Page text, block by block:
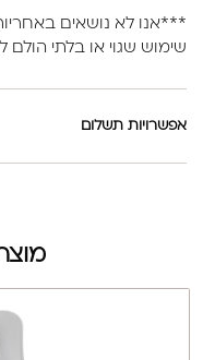
***אנו לא נושאים
שימוש שגוי או בלתי הולם
אפשרויות תשלום